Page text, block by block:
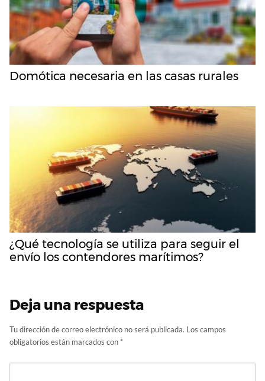
Domótica necesaria en las casas rurales
¿Qué tecnología se utiliza para seguir el
envío los contendores marítimos?
Deja una respuesta
Tu dirección de correo electrónico no será publicada. Los campos
obligatorios están marcados con *